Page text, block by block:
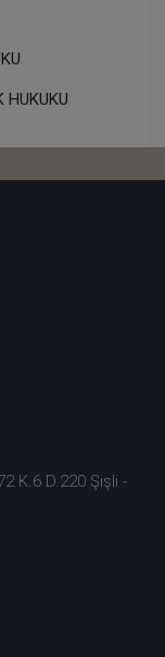
HUKUKU
K.6 D.220 Şişli -